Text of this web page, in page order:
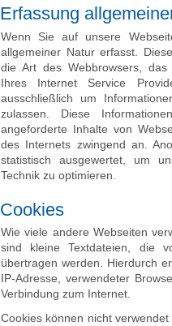
Erfassung
Wenn Sie auf unsere
allgemeiner Natur erfasst.
die Art des Webbrowsers, das
Ihres Internet Service
ausschließlich um
zulassen. Diese
angeforderte Inhalte von
des Internets zwingend an.
statistisch ausgewertet, um
Technik zu optimieren.
Cookies
Wie viele andere Webseiten
sind kleine Textdateien, die
übertragen werden. Hierdurch
IP-Adresse, verwendeter
Verbindung zum Internet.
Cookies können nicht